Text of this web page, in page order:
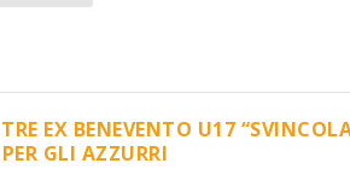
EX BENEVENTO U17
GLI AZZURRI